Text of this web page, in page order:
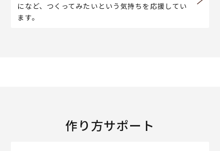
になど、つくってみたいという気持ちを応援してい
ます。
作り方サポート